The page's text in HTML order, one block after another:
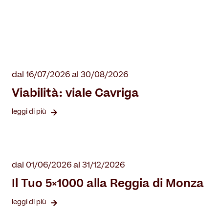
dal 16/07/2026 al 30/08/2026
Viabilità: viale Cavriga
leggi di più
dal 01/06/2026 al 31/12/2026
Il Tuo 5×1000 alla Reggia di Monza
leggi di più